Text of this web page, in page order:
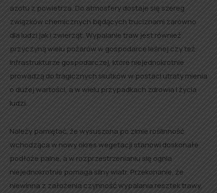
azotu z powietrza. Do atmosfery dostaje się szereg
związków chemicznych będących truciznami zarówno
dla ludzi jak i zwierząt. Wypalanie traw jest również
przyczyną wielu pożarów w gospodarce leśnej czy też
infrastrukturze gospodarczej, które niejednokrotnie
prowadzą do tragicznych skutków w postaci utraty mienia
o dużej wartości, a w wielu przypadkach zdrowia i życia
ludzi.
Należy pamiętać, że wysuszona po zimie roślinność
wchodząca w nowy okres wegetacji stanowi doskonałe
podłoże palne, a w rozprzestrzenianiu się ognia
niejednokrotnie pomaga silny wiatr. Przekonanie, że
niewinna z założenia czynność wypalania resztek trawy,